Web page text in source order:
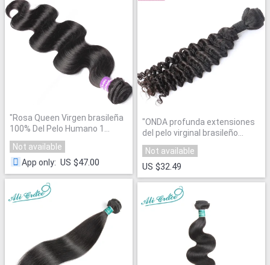
"Rosa Queen Virgen brasileña
100% Del Pelo Humano 1
Unidades"
Not available
App only: US $47.00
"ONDA profunda extensiones
del pelo virginal brasileño
100% paquetes armadura del
pelo humano Natural negro
Color 1 unidades Rosa Queen
Hair Products"
Not available
US $32.49